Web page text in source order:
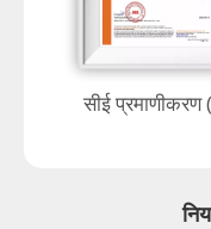
सीई प्रमाणीकरण